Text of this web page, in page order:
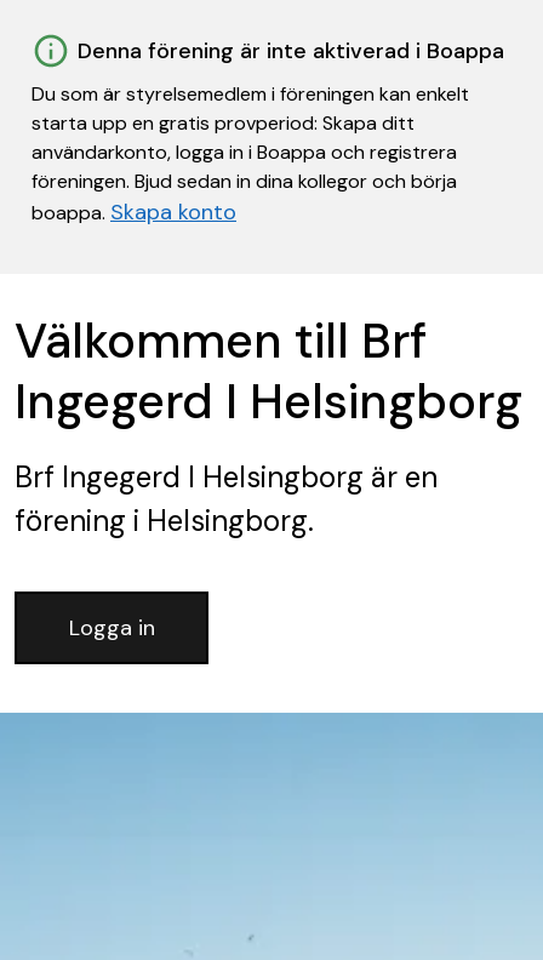
Denna förening är inte aktiverad i Boappa
Du som är styrelsemedlem i föreningen kan enkelt
starta upp en gratis provperiod: Skapa ditt
användarkonto, logga in i Boappa och registrera
föreningen. Bjud sedan in dina kollegor och börja
boappa. Skapa konto
Välkommen till Brf
Ingegerd I Helsingborg
Brf Ingegerd I Helsingborg är en
förening i Helsingborg.
Logga in